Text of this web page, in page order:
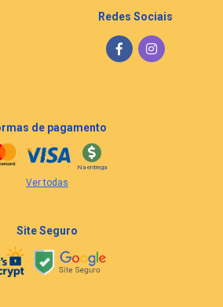
Redes Sociais
de pagamento
Na entrega
Ver todas
Site Seguro